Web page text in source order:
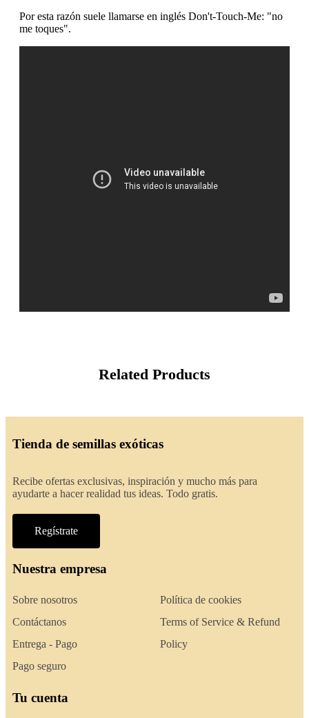
Por esta razón suele llamarse en inglés Don't-Touch-Me: "no
me toques".
Related Products
Tienda de semillas exóticas
Recibe ofertas exclusivas, inspiración y mucho más para
ayudarte a hacer realidad tus ideas. Todo gratis.
Regístrate
Nuestra empresa
Sobre nosotros
Contáctanos
Entrega - Pago
Pago seguro
Política de cookies
Terms of Service & Refund
Policy
Tu cuenta